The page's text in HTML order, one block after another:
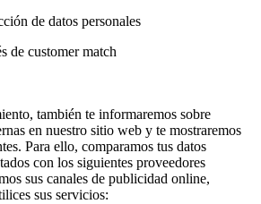
de datos personales
de customer match
también te informaremos sobre
en nuestro sitio web y te mostraremos
Para ello, comparamos tus datos
con los siguientes proveedores
sus canales de publicidad online,
sus servicios: